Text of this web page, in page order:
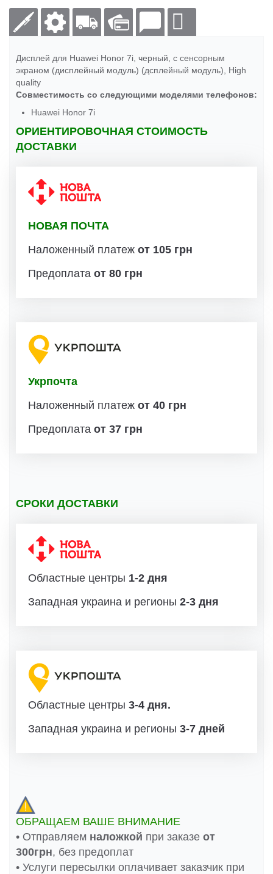
Дисплей для Huawei Honor 7i, черный, с сенсорным
экраном (дисплейный модуль) (дсплейный модуль), High
quality
Совместимость со следующими моделями телефонов:
Huawei Honor 7i
ОРИЕНТИРОВОЧНАЯ СТОИМОСТЬ
ДОСТАВКИ
НОВАЯ ПОЧТА
Наложенный платеж от 105 грн
Предоплата от 80 грн
Укрпочта
Наложенный платеж от 40 грн
Предоплата от 37 грн
СРОКИ ДОСТАВКИ
Областные центры 1-2 дня
Западная украина и регионы 2-3 дня
Областные центры 3-4 дня.
Западная украина и регионы 3-7 дней
ОБРАЩАЕМ ВАШЕ ВНИМАНИЕ
• Отправляем наложкой при заказе от
300грн, без предоплат
• Услуги пересылки оплачивает заказчик при